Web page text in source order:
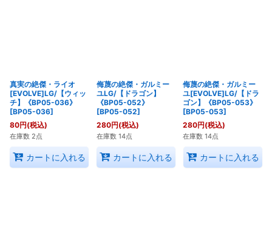
真実の絶傑・ライオ
[EVOLVE]LG/【ウィッ
チ】《BP05-036》
[BP05-036]
80円(税込)
在庫数 2点
カートに入れる
侮蔑の絶傑・ガルミー
ユLG/【ドラゴン】
《BP05-052》
[BP05-052]
280円(税込)
在庫数 14点
カートに入れる
侮蔑の絶傑・ガルミー
ユ[EVOLVE]LG/【ドラ
ゴン】《BP05-053》
[BP05-053]
280円(税込)
在庫数 14点
カートに入れる